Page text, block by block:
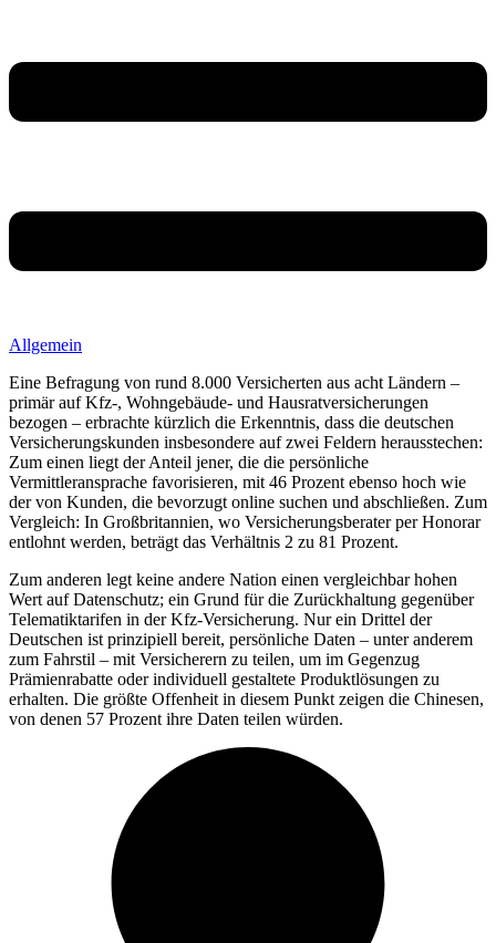
Allgemein
Eine Befragung von rund 8.000 Versicherten aus acht Ländern –
primär auf Kfz-, Wohngebäude- und Hausratversicherungen
bezogen – erbrachte kürzlich die Erkenntnis, dass die deutschen
Versicherungskunden insbesondere auf zwei Feldern herausstechen:
Zum einen liegt der Anteil jener, die die persönliche
Vermittleransprache favorisieren, mit 46 Prozent ebenso hoch wie
der von Kunden, die bevorzugt online suchen und abschließen. Zum
Vergleich: In Großbritannien, wo Versicherungsberater per Honorar
entlohnt werden, beträgt das Verhältnis 2 zu 81 Prozent.
Zum anderen legt keine andere Nation einen vergleichbar hohen
Wert auf Datenschutz; ein Grund für die Zurückhaltung gegenüber
Telematiktarifen in der Kfz-Versicherung. Nur ein Drittel der
Deutschen ist prinzipiell bereit, persönliche Daten – unter anderem
zum Fahrstil – mit Versicherern zu teilen, um im Gegenzug
Prämienrabatte oder individuell gestaltete Produktlösungen zu
erhalten. Die größte Offenheit in diesem Punkt zeigen die Chinesen,
von denen 57 Prozent ihre Daten teilen würden.